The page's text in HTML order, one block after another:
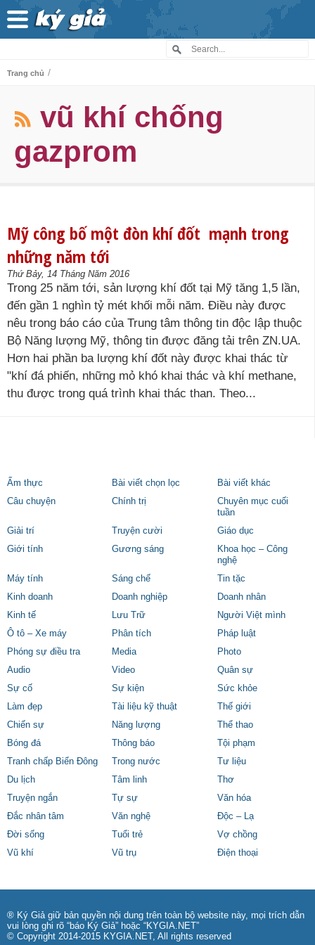
Trang chủ /
vũ khí chống
gazprom
Mỹ công bố một đòn khí đốt mạnh trong
những năm tới
Thứ Bảy, 14 Tháng Năm 2016
Trong 25 năm tới, sản lượng khí đốt tại Mỹ tăng 1,5 lần,
đến gần 1 nghìn tỷ mét khối mỗi năm. Điều này được
nêu trong báo cáo của Trung tâm thông tin độc lập thuộc
Bộ Năng lượng Mỹ, thông tin được đăng tải trên ZN.UA.
Hơn hai phần ba lượng khí đốt này được khai thác từ
"khí đá phiến, những mỏ khó khai thác và khí methane,
thu được trong quá trình khai thác than. Theo...
Ẩm thực Bài viết chọn lọc
Bài viết khác
Câu chuyện
Chính trị
Chuyên mục cuối
tuần
Giải trí
Truyện cười
Giáo dục
Giới tính
Gương sáng
Khoa học – Công
nghệ
Máy tính
Sáng chế
Tin tặc
Kinh doanh
Doanh nghiệp
Doanh nhân
Kinh tế
Lưu Trữ
Người Việt mình
Ô tô – Xe máy
Phân tích
Pháp luật
Phóng sự điều tra
Media
Photo
Audio
Video
Quân sự
Sự cố
Sự kiện
Sức khỏe
Làm đẹp
Tài liệu kỹ thuật
Thế giới
Chiến sự
Năng lượng
Thể thao
Bóng đá
Thông báo
Tội phạm
Tranh chấp Biển Đông
Trong nước
Tư liệu
Du lịch
Tâm linh
Thơ
Truyện ngắn
Tự sự
Văn hóa
Đắc nhân tâm
Văn nghệ
Độc – Lạ
Đời sống
Tuổi trẻ
Vợ chồng
Vũ khí
Vũ trụ Điện thoại
® Ký Giả giữ bản quyền nội dung trên toàn bộ website này, mọi trích dẫn
vui lòng ghi rõ “báo Ký Giả” hoặc “KYGIA.NET”
© Copyright 2014-2015 KYGIA.NET, All rights reserved